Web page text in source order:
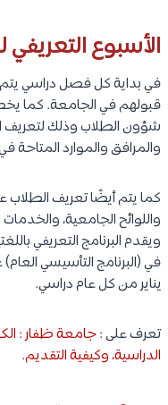
الأسبوع
في بداية كل فصل دراسي
قبولهم في الجامعة. كما
شؤون الطلاب وذلك لتعريف
والمرافق والموارد المتاحة
كما يتم أيضًا تعريف الطلاب
واللوائح الجامعية،
ويقدم البرنامج التعريفي
في (البرنامج التأسيسي
يناير من كل عام دراسي.
تعرف على :جامعة ظفار :
الدراسية، وكيفية التقديم.